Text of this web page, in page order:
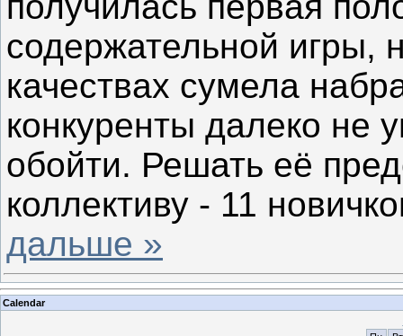
содержательной игры,
качествах сумела
конкуренты далеко не
обойти. Решать её
коллективу - 11
дальше »
Calendar